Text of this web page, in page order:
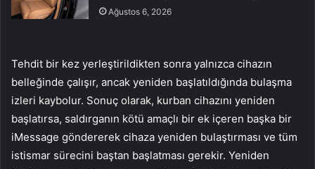
Ağustos 6, 2026
Tehdit bir kez yerleştirildikten sonra yalnızca cihazın
belleğinde çalışır, ancak yeniden başlatıldığında bulaşma
izleri kaybolur. Sonuç olarak, kurban cihazını yeniden
başlatırsa, saldırganın kötü amaçlı bir ek içeren başka bir
iMessage göndererek cihaza yeniden bulaştırması ve tüm
istismar sürecini baştan başlatması gerekir. Yeniden